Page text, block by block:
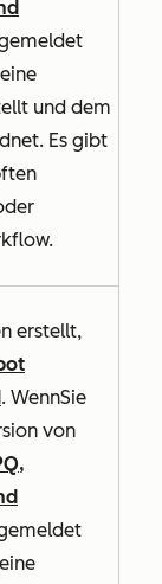
und dem
Es gibt
erstellt,
. WennSie
von